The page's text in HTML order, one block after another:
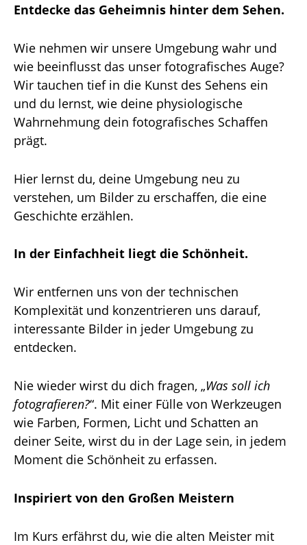
Entdecke das Geheimnis hinter dem Sehen.
Wie nehmen wir unsere Umgebung wahr und
wie beeinflusst das unser fotografisches Auge?
Wir tauchen tief in die Kunst des Sehens ein
und du lernst, wie deine physiologische
Wahrnehmung dein fotografisches Schaffen
prägt.
Hier lernst du, deine Umgebung neu zu
verstehen, um Bilder zu erschaffen, die eine
Geschichte erzählen.
In der Einfachheit liegt die Schönheit.
Wir entfernen uns von der technischen
Komplexität und konzentrieren uns darauf,
interessante Bilder in jeder Umgebung zu
entdecken.
Nie wieder wirst du dich fragen, „Was soll ich
fotografieren?“. Mit einer Fülle von Werkzeugen
wie Farben, Formen, Licht und Schatten an
deiner Seite, wirst du in der Lage sein, in jedem
Moment die Schönheit zu erfassen.
Inspiriert von den Großen Meistern
Im Kurs erfährst du, wie die alten Meister mit